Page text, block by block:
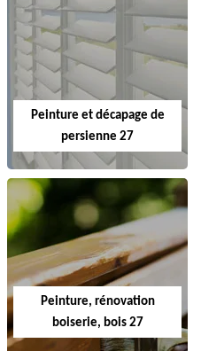
Peinture et décapage de
persienne 27
Peinture, rénovation
boiserie, bois 27